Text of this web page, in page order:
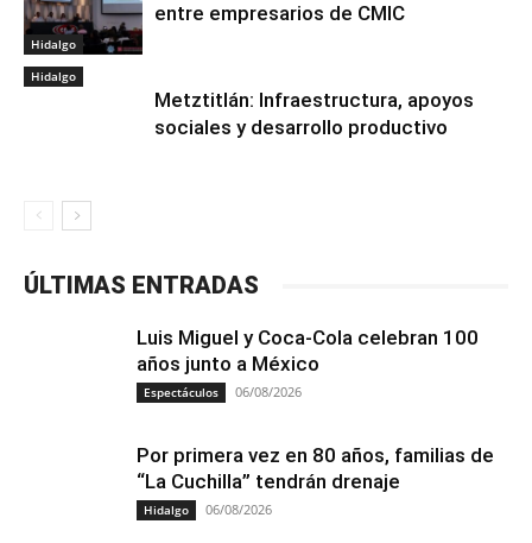
Hidalgo
entre empresarios de CMIC
Hidalgo
Metztitlán: Infraestructura, apoyos
sociales y desarrollo productivo
ÚLTIMAS ENTRADAS
Luis Miguel y Coca-Cola celebran 100
años junto a México
Espectáculos 06/08/2026
Por primera vez en 80 años, familias de
“La Cuchilla” tendrán drenaje
Hidalgo 06/08/2026